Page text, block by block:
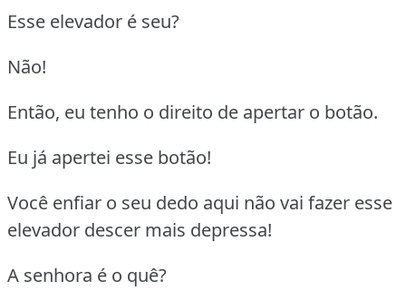
Esse elevador é seu?
Não!
Então, eu tenho o direito de apertar o botão.
Eu já apertei esse botão!
Você enfiar o seu dedo aqui não vai fazer esse
elevador descer mais depressa!
A senhora é o quê?